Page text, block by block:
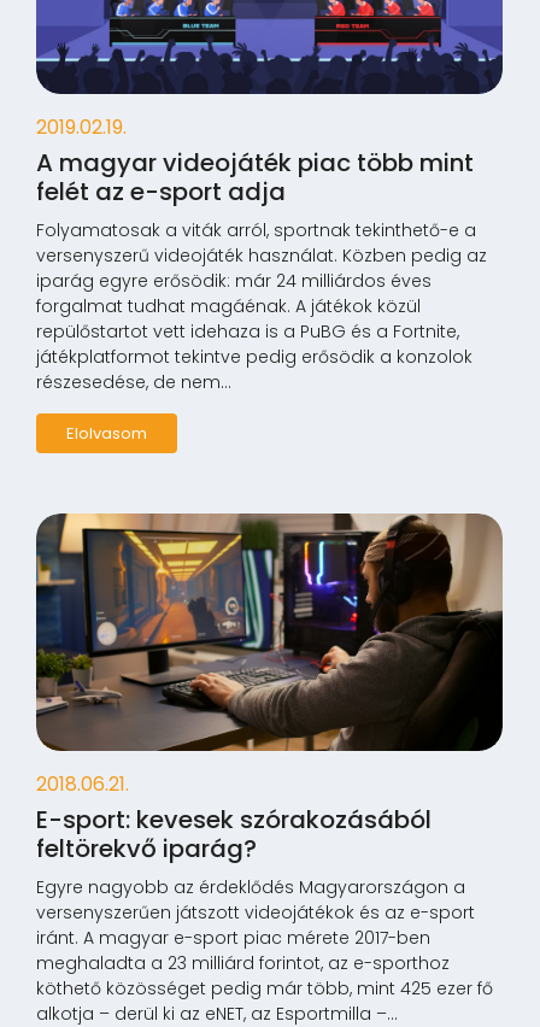
2019.02.19.
A magyar videojáték piac több mint
felét az e-sport adja
Folyamatosak a viták arról, sportnak tekinthető-e a
versenyszerű videojáték használat. Közben pedig az
iparág egyre erősödik: már 24 milliárdos éves
forgalmat tudhat magáénak. A játékok közül
repülőstartot vett idehaza is a PuBG és a Fortnite,
játékplatformot tekintve pedig erősödik a konzolok
részesedése, de nem...
Elolvasom
2018.06.21.
E-sport: kevesek szórakozásából
feltörekvő iparág?
Egyre nagyobb az érdeklődés Magyarországon a
versenyszerűen játszott videojátékok és az e-sport
iránt. A magyar e-sport piac mérete 2017-ben
meghaladta a 23 milliárd forintot, az e-sporthoz
köthető közösséget pedig már több, mint 425 ezer fő
alkotja – derül ki az eNET, az Esportmilla –...